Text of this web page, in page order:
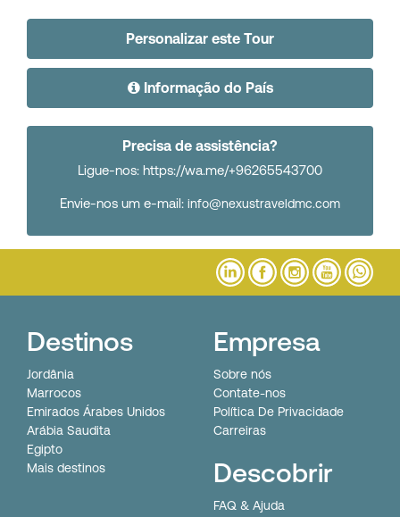
Personalizar este Tour
Informação do País
Precisa de assistência?
Ligue-nos: https://wa.me/+96265543700
Envie-nos um e-mail: info@nexustraveldmc.com
Destinos
Jordânia
Marrocos
Emirados Árabes Unidos
Arábia Saudita
Egipto
Mais destinos
Empresa
Sobre nós
Contate-nos
Política De Privacidade
Carreiras
Descobrir
FAQ & Ajuda